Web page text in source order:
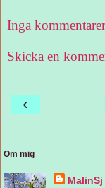
Inga
Skicka en
‹
Om mig
MalinSj